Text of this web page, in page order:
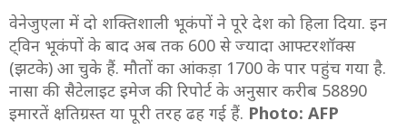
वेनेजुएला में दो शक्तिशाली भूकंपों ने पूरे देश को हिला दिया. इन
ट्विन भूकंपों के बाद अब तक 600 से ज्यादा आफ्टरशॉक्स
(झटके) आ चुके हैं. मौतों का आंकड़ा 1700 के पार पहुंच गया है.
नासा की सैटेलाइट इमेज की रिपोर्ट के अनुसार करीब 58890
इमारतें क्षतिग्रस्त या पूरी तरह ढह गई हैं. Photo: AFP